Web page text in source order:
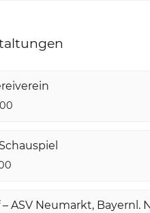
ASV Neumarkt, Bayernl.